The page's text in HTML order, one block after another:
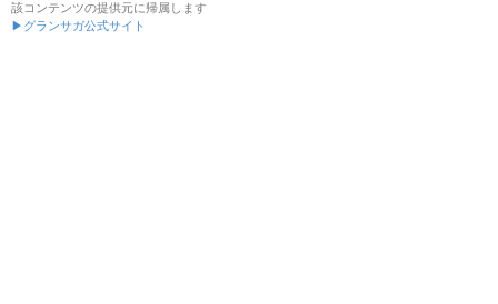
該コンテンツの提供元に帰属します
▶グランサガ公式サイト